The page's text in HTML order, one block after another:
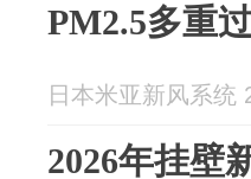
PM2.5多重
日本米亚新风系统
2026年挂壁